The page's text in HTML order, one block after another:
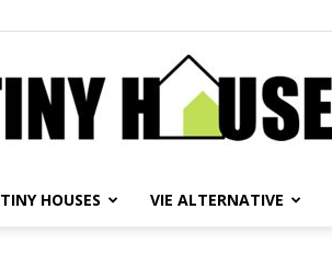
TINY HOUSES VIE ALTERNATIVE